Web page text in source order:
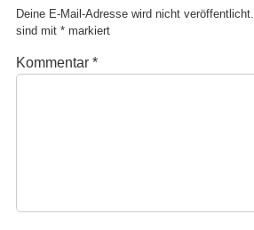
Deine E-Mail-Adresse wird nicht veröffentlicht.
sind mit *markiert
Kommentar *